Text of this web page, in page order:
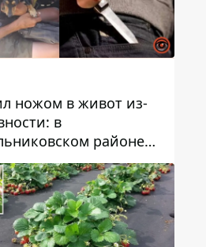
ножом в живот из-
в
районе
49-летнего
за убийство